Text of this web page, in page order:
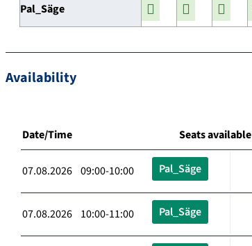
Pal_Säge
Availability
Date/Time Seats available
07.08.2026 09:00-10:00 Pal_Säge
07.08.2026 10:00-11:00 Pal_Säge